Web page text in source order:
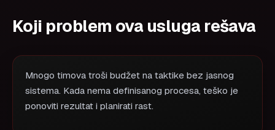
Koji problem ova usluga rešava
Mnogo timova troši budžet na taktike bez jasnog
sistema. Kada nema definisanog procesa, teško je
ponoviti rezultat i planirati rast.